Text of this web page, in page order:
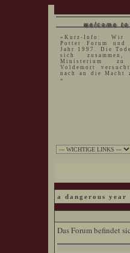
welcome
»Kurz-Info:
Potter Forum und
Jahr 1997. Die
sich
Ministerium zu
Voldemort
nach an die Macht
«
a dangerous year
Das Forum befindet